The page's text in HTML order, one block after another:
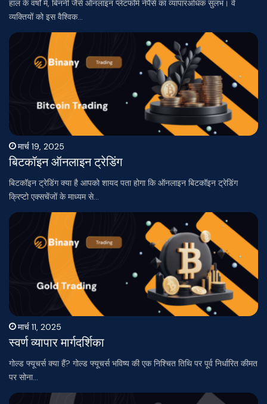
हाल के वर्षों में, बिननी जैसे ऑनलाइन प्लेटफॉर्म नेपैसे का व्यापारअधिक सुलभ। वे
व्यक्तियों को इस वैश्विक…
मार्च 19, 2025
बिटकॉइन ऑनलाइन ट्रेडिंग
बिटकॉइन ट्रेडिंग क्या है आपको शायद पता होगा कि ऑनलाइन बिटकॉइन ट्रेडिंग
क्रिप्टो एक्सचेंजों के माध्यम से…
मार्च 11, 2025
स्वर्ण व्यापार मार्गदर्शिका
गोल्ड फ्यूचर्स क्या हैं? गोल्ड फ्यूचर्स भविष्य की एक निश्चित तिथि पर पूर्व निर्धारित कीमत
पर सोना…